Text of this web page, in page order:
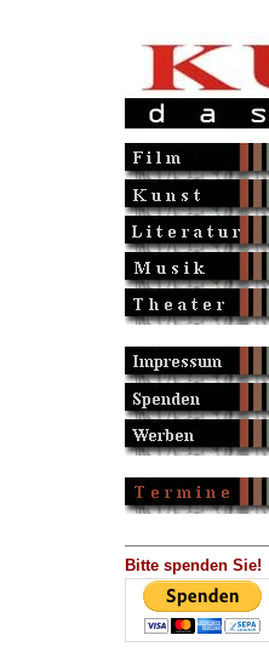
Bitte spenden Sie!